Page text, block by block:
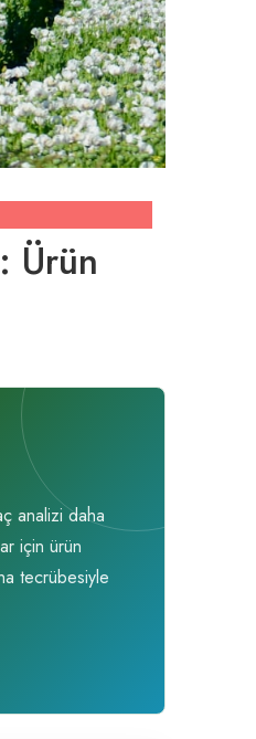
Ürün
analizi daha
için ürün
tecrübesiyle